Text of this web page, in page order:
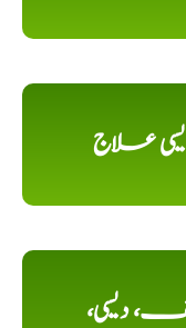
علاج
دیسی،